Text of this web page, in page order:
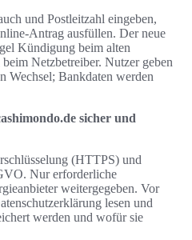
und Postleitzahl eingeben,
Antrag ausfüllen. Der neue
Kündigung beim alten
Netzbetreiber. Nutzer geben
Wechsel; Bankdaten werden
sicher und
(HTTPS) und
Nur erforderliche
weitergegeben. Vor
lesen und
werden und wofür sie